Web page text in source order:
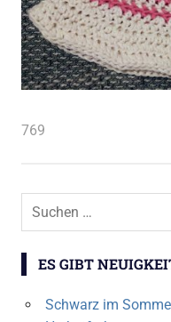
769
Suchen
ES GIBT
Schwarz im